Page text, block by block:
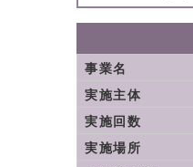
事業名
実施主体
実施回数
実施場所